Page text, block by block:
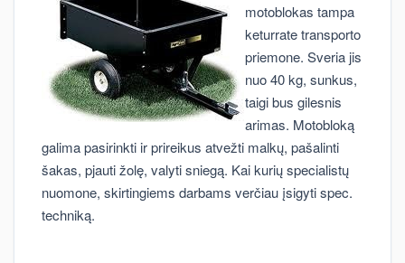
motoblokas tampa
keturrate transporto
priemone. Sveria jis
nuo 40 kg, sunkus,
taigi bus gilesnis
arimas. Motobloką
galima pasirinkti ir prireikus atvežti malkų, pašalinti
šakas, pjauti žolę, valyti sniegą. Kai kurių specialistų
nuomone, skirtingiems darbams verčiau įsigyti spec.
techniką.